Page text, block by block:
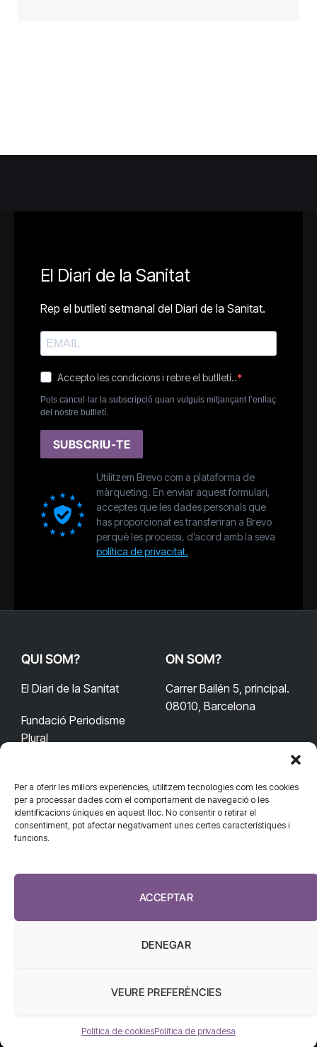
Per a oferir les millors experiències, utilitzem tecnologies com les cookies
per a processar dades com el comportament de navegació o les
identificacions úniques en aquest lloc. No consentir o retirar el
consentiment, pot afectar negativament unes certes característiques i
funcions.
ACCEPTAR
DENEGAR
VEURE PREFERÈNCIES
Política de cookiesPolítica de privadesa
El Diari de la Sanitat
Rep el butlletí setmanal del Diari de la Sanitat.
Accepto les condicions i rebre el butlletí..
Pots cancel·lar la subscripció quan vulguis mitjançant l’enllaç
del nostre butlletí.
SUBSCRIU-TE
Utilitzem Brevo com a plataforma de
màrqueting. En enviar aquest formulari,
acceptes que les dades personals que
has proporcionat es transferiran a Brevo
perquè les processi, d’acord amb la seva
política de privacitat.
QUI SOM?
El Diari de la Sanitat
Fundació Periodisme
Plural
ON SOM?
Carrer Bailén 5, principal.
08010, Barcelona
CONTACTA'NS
redaccio@diarisanitat.cat
932 311 247
CONNECTA